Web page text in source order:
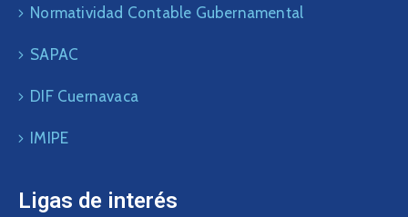
Normatividad Contable Gubernamental
SAPAC
DIF Cuernavaca
IMIPE
Ligas de interés